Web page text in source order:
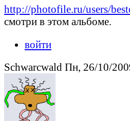
http://photofile.ru/users/
смотри в этом альбоме.
войти
Schwarcwald Пн, 26/10/